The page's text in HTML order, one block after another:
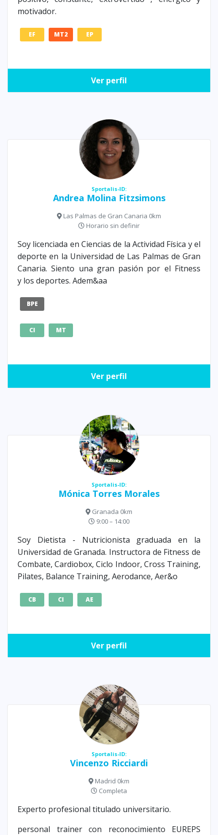
motivador.
EF MT2 EP
Ver perfil
Sportalis-ID:
Andrea Molina Fitzsimons
Las Palmas de Gran Canaria 0km
Horario sin definir
Soy licenciada en Ciencias de la Actividad Física y el
deporte en la Universidad de Las Palmas de Gran
Canaria. Siento una gran pasión por el Fitness
y los deportes. Adem&aa
BPE
CI MT
Ver perfil
Sportalis-ID:
Mónica Torres Morales
Granada 0km
9:00 – 14:00
Soy Dietista - Nutricionista graduada en la
Universidad de Granada. Instructora de Fitness de
Combate, Cardiobox, Ciclo Indoor, Cross Training,
Pilates, Balance Training, Aerodance, Aer&o
CB CI AE
Ver perfil
Sportalis-ID:
Vincenzo Ricciardi
Madrid 0km
Completa
Experto profesional titulado universitario.
personal trainer con reconocimiento EUREPS